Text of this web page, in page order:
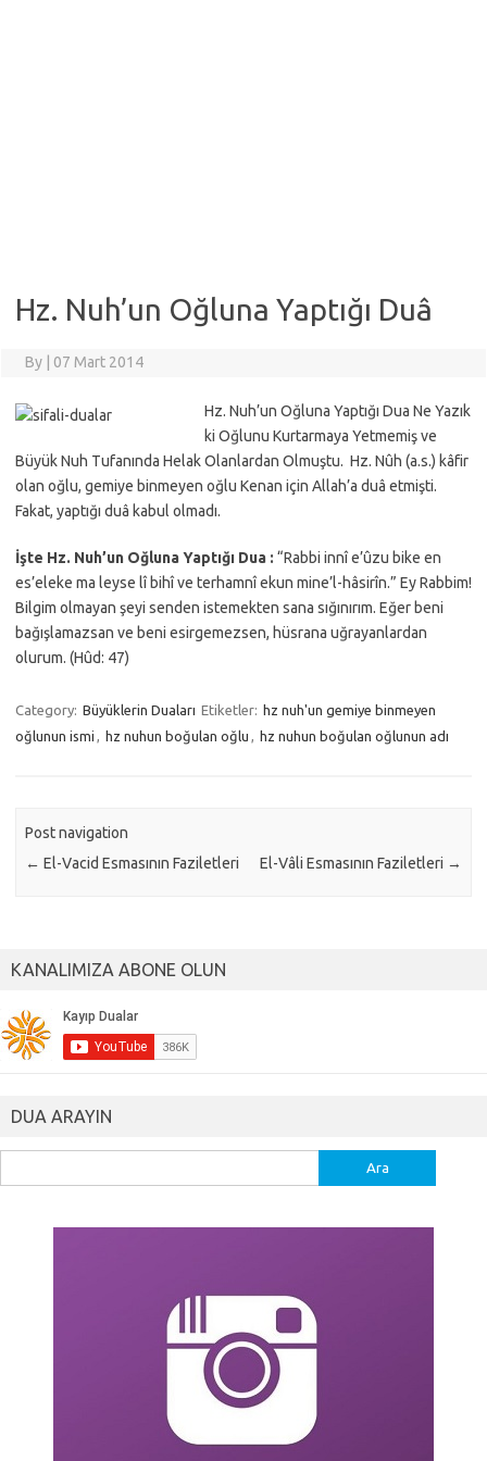
Hz. Nuh’un Oğluna Yaptığı Duâ
By 07 Mart 2014
Hz. Nuh’un Oğluna Yaptığı Dua Ne Yazık
ki Oğlunu Kurtarmaya Yetmemiş ve
Büyük Nuh Tufanında Helak Olanlardan Olmuştu. Hz. Nûh (a.s.) kâfir
olan oğlu, gemiye binmeyen oğlu Kenan için Allah’a duâ etmişti.
Fakat, yaptığı duâ kabul olmadı.
İşte Hz. Nuh’un Oğluna Yaptığı Dua : “Rabbi innî e’ûzu bike en
es’eleke ma leyse lî bihî ve terhamnî ekun mine’l-hâsirîn.” Ey Rabbim!
Bilgim olmayan şeyi senden istemekten sana sığınırım. Eğer beni
bağışlamazsan ve beni esirgemezsen, hüsrana uğrayanlardan
olurum. (Hûd: 47)
Category: Büyüklerin Duaları Etiketler: hz nuh'un gemiye binmeyen
oğlunun ismi , hz nuhun boğulan oğlu , hz nuhun boğulan oğlunun adı
Post navigation
← El-Vacid Esmasının Faziletleri El-Vâli Esmasının Faziletleri →
KANALIMIZA ABONE OLUN
DUA ARAYIN